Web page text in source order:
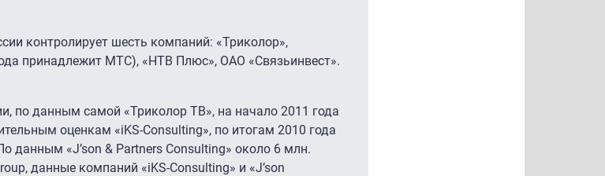
контролирует шесть компаний: «Триколор»,
принадлежит МТС), «НТВ Плюс», ОАО «Связьинвест».
по данным самой «Триколор ТВ», на начало 2011 года
оценкам «iKS-Consulting», по итогам 2010 года
данным «J’son & Partners Consulting» около 6 млн.
данные компаний «iKS-Consulting» и «J’son